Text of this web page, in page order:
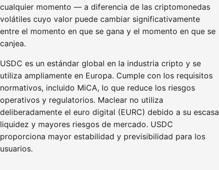
cualquier momento — a diferencia de las criptomonedas
volátiles cuyo valor puede cambiar significativamente
entre el momento en que se gana y el momento en que se
canjea.
USDC es un estándar global en la industria cripto y se
utiliza ampliamente en Europa. Cumple con los requisitos
normativos, incluido MiCA, lo que reduce los riesgos
operativos y regulatorios. Maclear no utiliza
deliberadamente el euro digital (EURC) debido a su escasa
liquidez y mayores riesgos de mercado. USDC
proporciona mayor estabilidad y previsibilidad para los
usuarios.